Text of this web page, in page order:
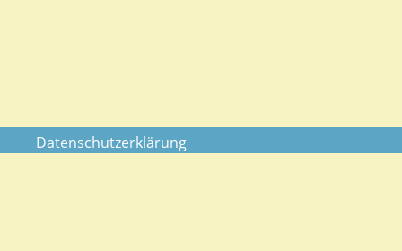
Datenschutzerklärung